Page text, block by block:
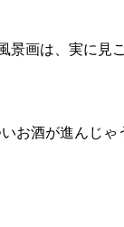
景画は、実に見
お酒が進んじゃ